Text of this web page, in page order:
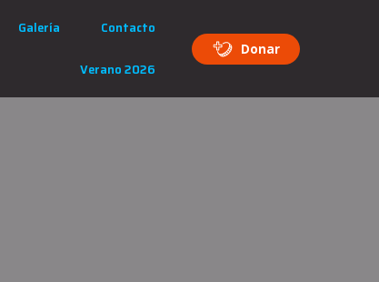
Galería Contacto
Verano 2026
Donar